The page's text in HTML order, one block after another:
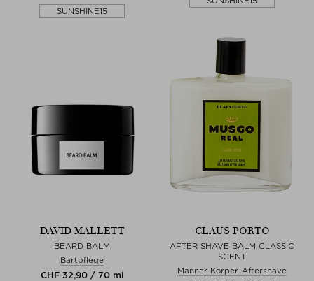
SUNSHINE15
DAVID MALLETT
BEARD BALM
Bartpflege
CHF 32,90 / 70 ml
CLAUS PORTO
AFTER SHAVE BALM CLASSIC
SCENT
Männer Körper-Aftershave